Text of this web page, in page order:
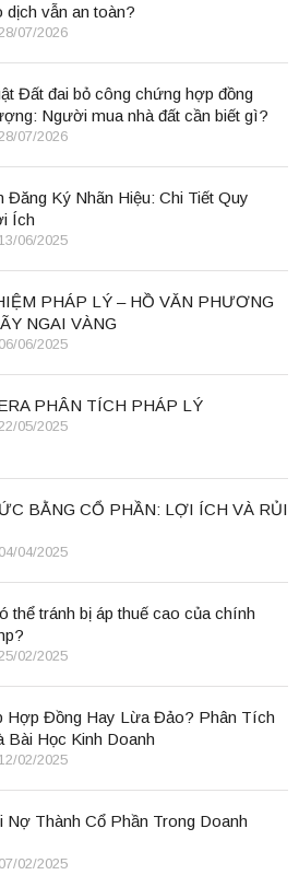
dịch vẫn an toàn?
07/2026
Đất đai bỏ công chứng hợp đồng
Người mua nhà đất cần biết gì?
07/2026
Đăng Ký Nhãn Hiệu: Chi Tiết Quy
Ích
06/2025
PHÁP LÝ – HỒ VĂN PHƯƠNG
NGAI VÀNG
06/2025
PHÂN TÍCH PHÁP LÝ
05/2025
BẰNG CỔ PHẦN: LỢI ÍCH VÀ RỦI
04/2025
thể tránh bị áp thuế cao của chính
02/2025
Hợp Đồng Hay Lừa Đảo? Phân Tích
Bài Học Kinh Doanh
02/2025
Nợ Thành Cổ Phần Trong Doanh
02/2025